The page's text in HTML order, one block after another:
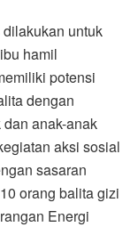
untuk
hamil
potensi
dengan
anak-anak
aksi sosial
sasaran
orang balita gizi
Energi